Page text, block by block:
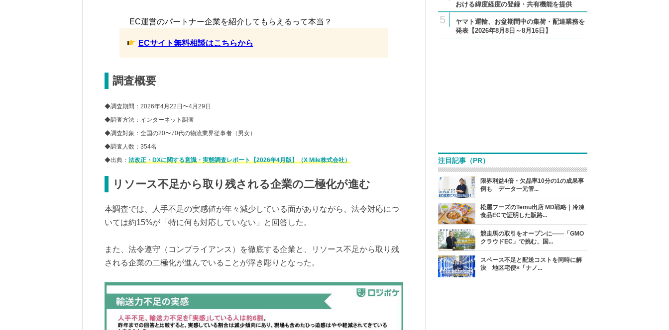
EC運営のパートナー企業を紹介してもらえるって本当？
ECサイト無料相談はこちらから
調査概要
◆調査期間：2026年4月22日〜4月29日
◆調査方法：インターネット調査
◆調査対象：全国の20〜70代の物流業界従事者（男女）
◆調査人数：354名
◆出典： 法改正・DXに関する意識・実態調査レポート【2026年4月版】（X Mile株式会社）
リソース不足から取り残される企業の二極化が進む
本調査では、人手不足の実感値が年々減少している面がありながら、法令対応につ
いては約15%が「特に何も対応していない」と回答した。
また、法令遵守（コンプライアンス）を徹底する企業と、リソース不足から取り残
される企業の二極化が進んでいることが浮き彫りとなった。
おける緯度経度の登録・共有機能を提供
5
ヤマト運輸、お盆期間中の集荷・配達業務を
発表【2026年8月8日～8月16日】
注目記事（PR）
限界利益4倍・欠品率10分の1の成果事
例も データ一元管...
松屋フーズのTemu出店 MD戦略｜冷凍
食品ECで証明した販路...
競走馬の取引をオープンに――「GMO
クラウドEC」で挑む、国...
スペース不足と配送コストを同時に解
決 地区宅便×「ナノ...